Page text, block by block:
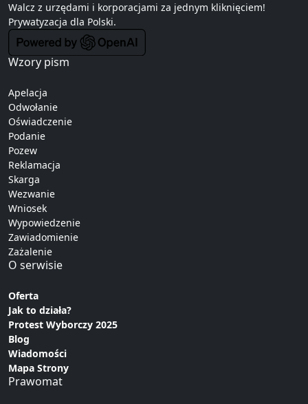
Walcz z urzędami i korporacjami za jednym kliknięciem!
Prywatyzacja dla Polski.
Wzory pism
Apelacja
Odwołanie
Oświadczenie
Podanie
Pozew
Reklamacja
Skarga
Wezwanie
Wniosek
Wypowiedzenie
Zawiadomienie
Zażalenie
O serwisie
Oferta
Jak to działa?
Protest Wyborczy 2025
Blog
Wiadomości
Mapa Strony
Prawomat